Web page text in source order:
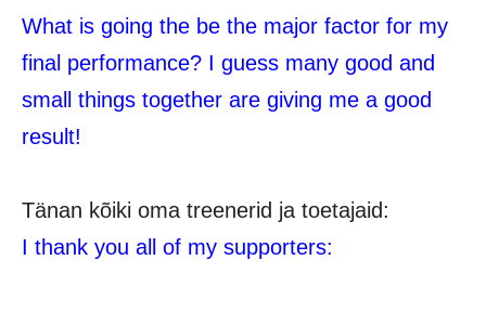
What is going the be the major factor for my
final performance? I guess many good and
small things together are giving me a good
result!
Tänan kõiki oma treenerid ja toetajaid:
I thank you all of my supporters: